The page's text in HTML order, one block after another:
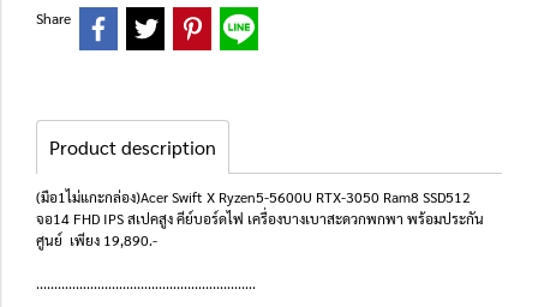
Share
Product description
(มือ1ไม่แกะกล่อง)Acer Swift X Ryzen5-5600U RTX-3050 Ram8 SSD512
จอ14 FHD IPS สเปคสูง คีย์บอร์ดไฟ เครื่องบางเบาสะดวกพกพา พร้อมประกัน
ศูนย์ เพียง 19,890.-
.............................................................